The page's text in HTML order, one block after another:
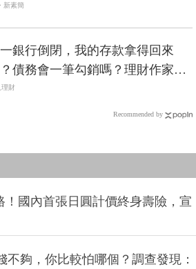
新素簡
銀行倒閉，我的存款拿得回來
債務會一筆勾銷嗎？理財作家佑
分鐘解答
理財
Recommended by
！國內首張日圓計價終身壽險，宣
不夠，你比較怕哪個？調查發現：